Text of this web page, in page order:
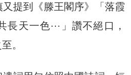
提到《滕王閣序》「落霞
長天一色⋯」讚不絕口，
。